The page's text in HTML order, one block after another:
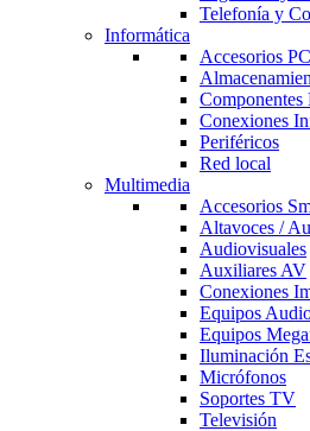
Telefonía y
Informática
Accesorios PC
Conexiones
Periféricos
Red local
Multimedia
Accesorios
Altavoces /
Audiovisuales
Auxiliares AV
Conexiones
Equipos
Equipos
Iluminación
Micrófonos
Soportes TV
Televisión